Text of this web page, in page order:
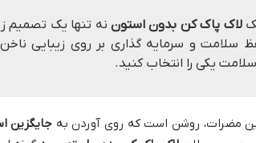
لاک پاک کن بدون استون نه تنها یک تصمیم
سلامت و سرمایه گذاری بر روی زیبایی
یکی را انتخاب کنید.
مضرات، روشن است که روی آوردن به جایگزین